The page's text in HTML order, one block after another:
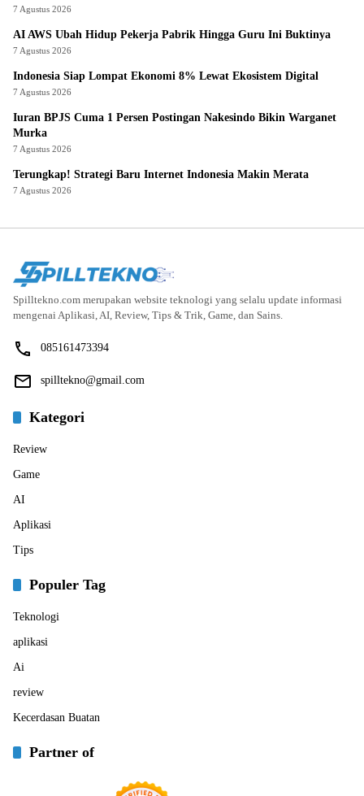
7 Agustus 2026
AI AWS Ubah Hidup Pekerja Pabrik Hingga Guru Ini Buktinya
7 Agustus 2026
Indonesia Siap Lompat Ekonomi 8% Lewat Ekosistem Digital
7 Agustus 2026
Iuran BPJS Cuma 1 Persen Postingan Nakesindo Bikin Warganet
Murka
7 Agustus 2026
Terungkap! Strategi Baru Internet Indonesia Makin Merata
7 Agustus 2026
Spilltekno.com merupakan website teknologi yang selalu update informasi
mengenai Aplikasi, AI, Review, Tips & Trik, Game, dan Sains.
085161473394
spilltekno@gmail.com
Kategori
Review
Game
AI
Aplikasi
Tips
Populer Tag
Teknologi
aplikasi
Ai
review
Kecerdasan Buatan
Partner of